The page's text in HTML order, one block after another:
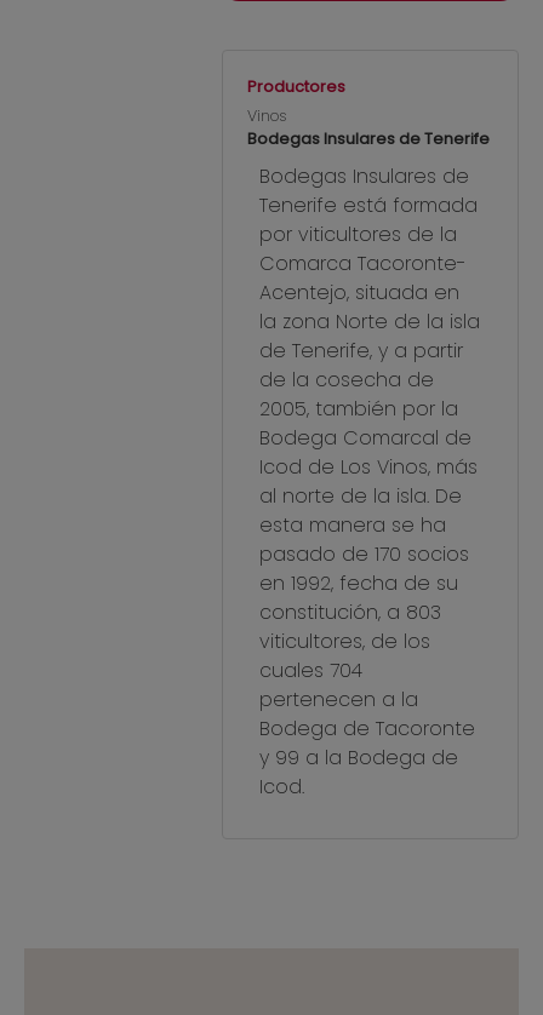
Productores
Vinos
Bodegas Insulares de Tenerife
Bodegas Insulares de
Tenerife está formada
por viticultores de la
Comarca Tacoronte-
Acentejo, situada en
la zona Norte de la isla
de Tenerife, y a partir
de la cosecha de
2005, también por la
Bodega Comarcal de
Icod de Los Vinos, más
al norte de la isla. De
esta manera se ha
pasado de 170 socios
en 1992, fecha de su
constitución, a 803
viticultores, de los
cuales 704
pertenecen a la
Bodega de Tacoronte
y 99 a la Bodega de
Icod.